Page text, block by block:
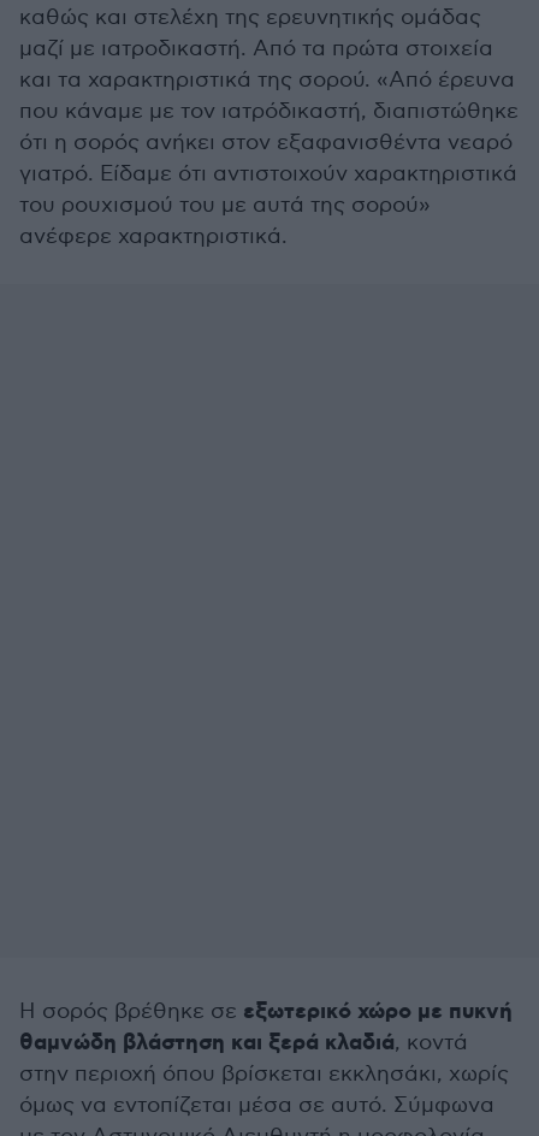
καθώς και στελέχη της ερευνητικής ομάδας
μαζί με ιατροδικαστή. Από τα πρώτα στοιχεία
και τα χαρακτηριστικά της σορού. «Από έρευνα
που κάναμε με τον ιατρόδικαστή, διαπιστώθηκε
ότι η σορός ανήκει στον εξαφανισθέντα νεαρό
γιατρό. Είδαμε ότι αντιστοιχούν χαρακτηριστικά
του ρουχισμού του με αυτά της σορού»
ανέφερε χαρακτηριστικά.
Η σορός βρέθηκε σε εξωτερικό χώρο με πυκνή
θαμνώδη βλάστηση και ξερά κλαδιά, κοντά
στην περιοχή όπου βρίσκεται εκκλησάκι, χωρίς
όμως να εντοπίζεται μέσα σε αυτό. Σύμφωνα